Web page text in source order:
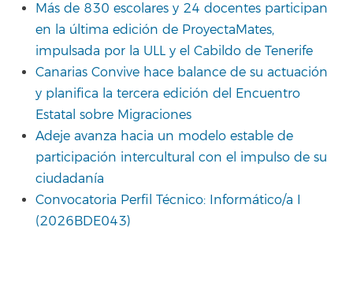
Más de 830 escolares y 24 docentes participan
en la última edición de ProyectaMates,
impulsada por la ULL y el Cabildo de Tenerife
Canarias Convive hace balance de su actuación
y planifica la tercera edición del Encuentro
Estatal sobre Migraciones
Adeje avanza hacia un modelo estable de
participación intercultural con el impulso de su
ciudadanía
Convocatoria Perfil Técnico: Informático/a I
(2026BDE043)